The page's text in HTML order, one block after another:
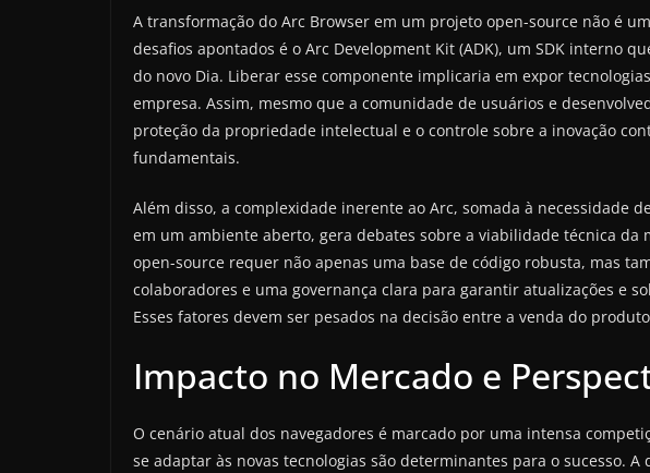
A transformação do Arc Browser em um projeto open-source não é
desafios apontados é o Arc Development Kit (ADK), um SDK interno
do novo Dia. Liberar esse componente implicaria em expor
empresa. Assim, mesmo que a comunidade de usuários e
proteção da propriedade intelectual e o controle sobre a inovação
fundamentais.
Além disso, a complexidade inerente ao Arc, somada à necessidade
em um ambiente aberto, gera debates sobre a viabilidade técnica da
open-source requer não apenas uma base de código robusta, mas
colaboradores e uma governança clara para garantir atualizações e
Esses fatores devem ser pesados na decisão entre a venda do
Impacto no Mercado e
O cenário atual dos navegadores é marcado por uma intensa
se adaptar às novas tecnologias são determinantes para o sucesso.